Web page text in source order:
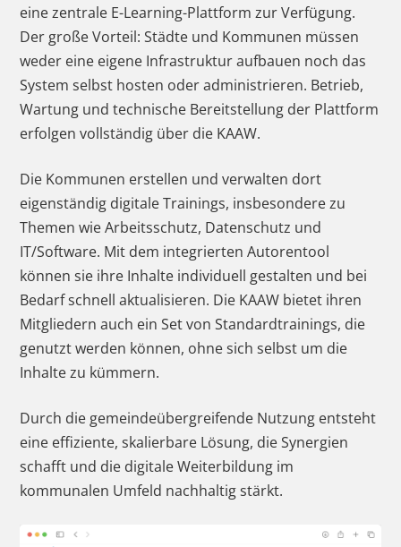
eine zentrale E-Learning-Plattform zur Verfügung.
Der große Vorteil: Städte und Kommunen müssen
weder eine eigene Infrastruktur aufbauen noch das
System selbst hosten oder administrieren. Betrieb,
Wartung und technische Bereitstellung der Plattform
erfolgen vollständig über die KAAW.
Die Kommunen erstellen und verwalten dort
eigenständig digitale Trainings, insbesondere zu
Themen wie Arbeitsschutz, Datenschutz und
IT/Software. Mit dem integrierten Autorentool
können sie ihre Inhalte individuell gestalten und bei
Bedarf schnell aktualisieren. Die KAAW bietet ihren
Mitgliedern auch ein Set von Standardtrainings, die
genutzt werden können, ohne sich selbst um die
Inhalte zu kümmern.
Durch die gemeindeübergreifende Nutzung entsteht
eine effiziente, skalierbare Lösung, die Synergien
schafft und die digitale Weiterbildung im
kommunalen Umfeld nachhaltig stärkt.